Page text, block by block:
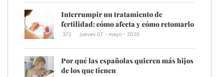
Interrumpir un tratamiento de
fertilidad: cómo afecta y cómo retomarlo
372 jueves 07 - mayo - 2020
Por qué las españolas quieren más hijos
de los que tienen